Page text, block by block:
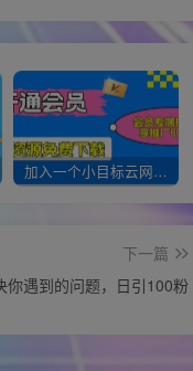
加入一个小目标云网创会员，全站资源免费学习。更可享受推广高达80%分佣！
下一篇
你遇到的问题，日引100粉